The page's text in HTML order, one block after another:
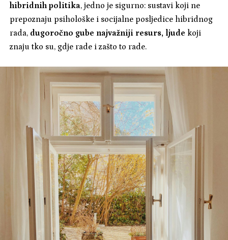
hibridnih politika, jedno je sigurno: sustavi koji ne
prepoznaju psihološke i socijalne posljedice hibridnog
rada, dugoročno gube najvažniji resurs, ljude koji
znaju tko su, gdje rade i zašto to rade.